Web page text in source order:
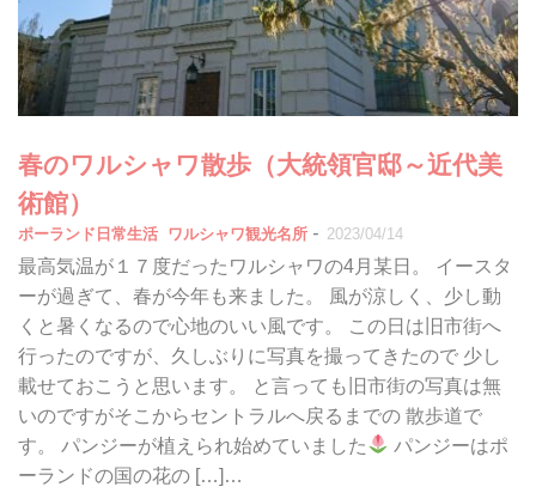
春のワルシャワ散歩（大統領官邸～近代美
術館）
ポーランド日常生活 ワルシャワ観光名所 - 2023/04/14
最高気温が１７度だったワルシャワの4月某日。 イースタ
ーが過ぎて、春が今年も来ました。 風が涼しく、少し動
くと暑くなるので心地のいい風です。 この日は旧市街へ
行ったのですが、久しぶりに写真を撮ってきたので 少し
載せておこうと思います。 と言っても旧市街の写真は無
いのですがそこからセントラルへ戻るまでの 散歩道で
す。 パンジーが植えられ始めていました
パンジーはポ
ーランドの国の花の […]…